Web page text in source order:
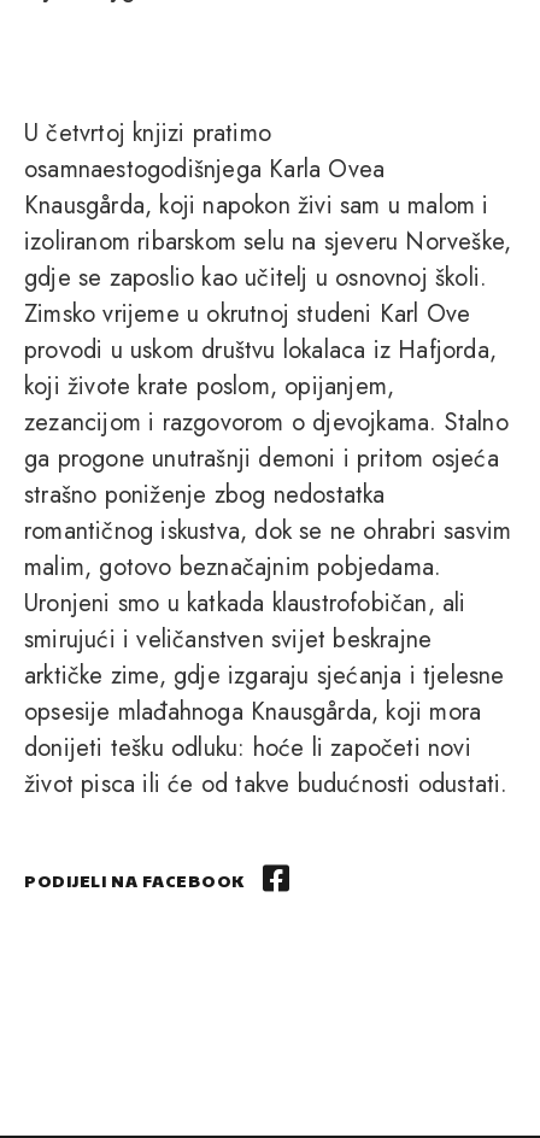
U četvrtoj knjizi pratimo
osamnaestogodišnjega Karla Ovea
Knausgårda, koji napokon živi sam u malom i
izoliranom ribarskom selu na sjeveru Norveške,
gdje se zaposlio kao učitelj u osnovnoj školi.
Zimsko vrijeme u okrutnoj studeni Karl Ove
provodi u uskom društvu lokalaca iz Hafjorda,
koji živote krate poslom, opijanjem,
zezancijom i razgovorom o djevojkama. Stalno
ga progone unutrašnji demoni i pritom osjeća
strašno poniženje zbog nedostatka
romantičnog iskustva, dok se ne ohrabri sasvim
malim, gotovo beznačajnim pobjedama.
Uronjeni smo u katkada klaustrofobičan, ali
smirujući i veličanstven svijet beskrajne
arktičke zime, gdje izgaraju sjećanja i tjelesne
opsesije mlađahnoga Knausgårda, koji mora
donijeti tešku odluku: hoće li započeti novi
život pisca ili će od takve budućnosti odustati.
PODIJELI NA FACEBOOK